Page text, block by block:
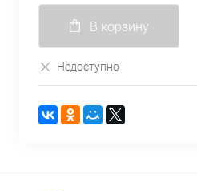
В корзину
Недоступно